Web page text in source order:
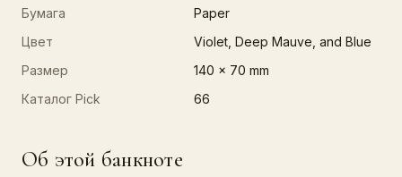
Бумага
Paper
Цвет
Violet, Deep Mauve, and Blue
Размер
140 x 70 mm
Каталог Pick
66
Об этой банкноте